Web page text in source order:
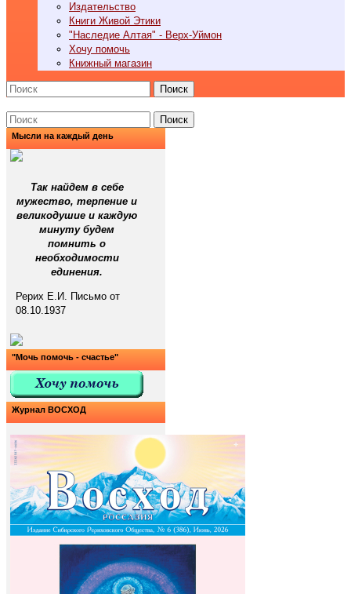
Издательство
Книги Живой Этики
"Наследие Алтая" - Верх-Уймон
Хочу помочь
Книжный магазин
Поиск
Поиск
Мысли на каждый день
Так найдем в себе
мужество, терпение и
великодушие и каждую
минуту будем
помнить о
необходимости
единения.
Рерих Е.И. Письмо от
08.10.1937
"Мочь помочь - счастье"
Журнал ВОСХОД